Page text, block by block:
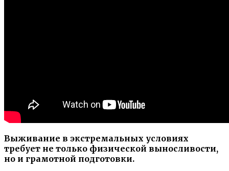
Выживание в экстремальных условиях
требует не только физической выносливости,
но и грамотной подготовки.